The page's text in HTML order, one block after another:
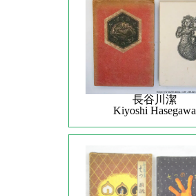
長谷川潔
Kiyoshi Hasegawa